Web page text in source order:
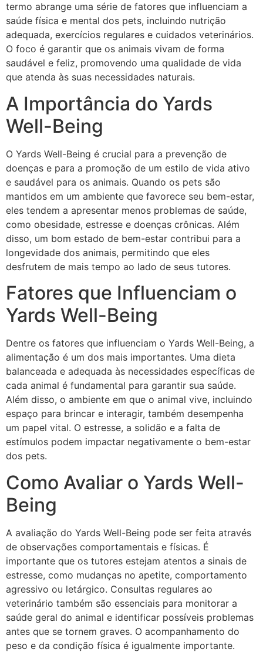
termo abrange uma série de fatores que influenciam a
saúde física e mental dos pets, incluindo nutrição
adequada, exercícios regulares e cuidados veterinários.
O foco é garantir que os animais vivam de forma
saudável e feliz, promovendo uma qualidade de vida
que atenda às suas necessidades naturais.
A Importância do Yards
Well-Being
O Yards Well-Being é crucial para a prevenção de
doenças e para a promoção de um estilo de vida ativo
e saudável para os animais. Quando os pets são
mantidos em um ambiente que favorece seu bem-estar,
eles tendem a apresentar menos problemas de saúde,
como obesidade, estresse e doenças crônicas. Além
disso, um bom estado de bem-estar contribui para a
longevidade dos animais, permitindo que eles
desfrutem de mais tempo ao lado de seus tutores.
Fatores que Influenciam o
Yards Well-Being
Dentre os fatores que influenciam o Yards Well-Being, a
alimentação é um dos mais importantes. Uma dieta
balanceada e adequada às necessidades específicas de
cada animal é fundamental para garantir sua saúde.
Além disso, o ambiente em que o animal vive, incluindo
espaço para brincar e interagir, também desempenha
um papel vital. O estresse, a solidão e a falta de
estímulos podem impactar negativamente o bem-estar
dos pets.
Como Avaliar o Yards Well-
Being
A avaliação do Yards Well-Being pode ser feita através
de observações comportamentais e físicas. É
importante que os tutores estejam atentos a sinais de
estresse, como mudanças no apetite, comportamento
agressivo ou letárgico. Consultas regulares ao
veterinário também são essenciais para monitorar a
saúde geral do animal e identificar possíveis problemas
antes que se tornem graves. O acompanhamento do
peso e da condição física é igualmente importante.